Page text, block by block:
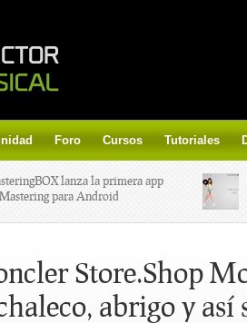
Foro Cursos Tutoriales
lanza la primera app
para Android
gratis!
lanza SDD-3000, el nuevo
Store.Shop
abrigo y así